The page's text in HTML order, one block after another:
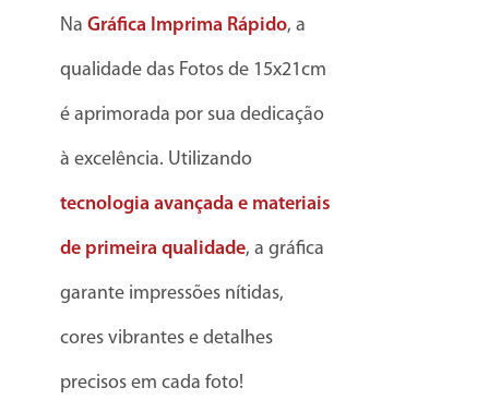
Na Gráfica Imprima Rápido, a
qualidade das Fotos de 15x21cm
é aprimorada por sua dedicação
à excelência. Utilizando
tecnologia avançada e materiais
de primeira qualidade, a gráfica
garante impressões nítidas,
cores vibrantes e detalhes
precisos em cada foto!